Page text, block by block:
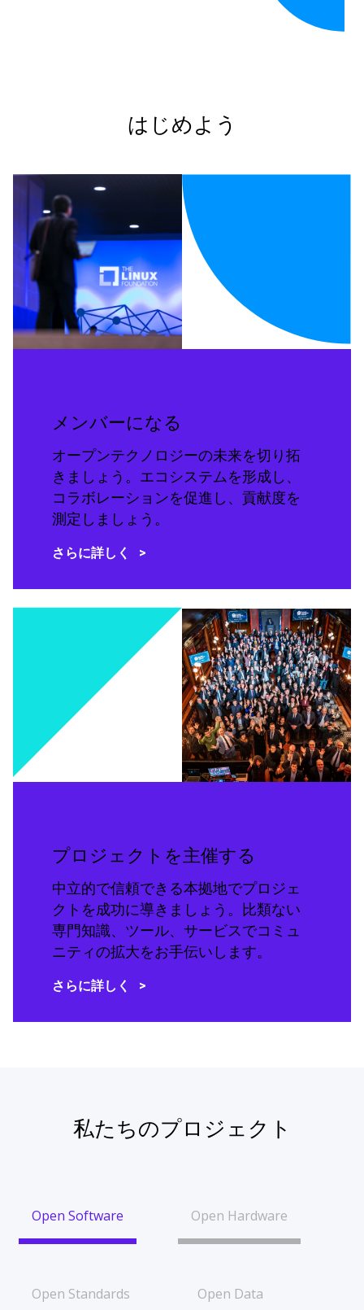
はじめよう
メンバーになる
オープンテクノロジーの未来を切り拓
きましょう。エコシステムを形成し、
コラボレーションを促進し、貢献度を
測定しましょう。
さらに詳しく
プロジェクトを主催する
中立的で信頼できる本拠地でプロジェ
クトを成功に導きましょう。比類ない
専門知識、ツール、サービスでコミュ
ニティの拡大をお手伝いします。
さらに詳しく
私たちのプロジェクト
Open Software Open Hardware
Open Standards Open Data